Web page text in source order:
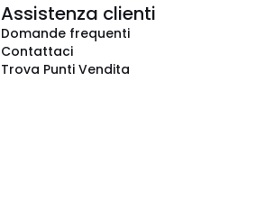
Assistenza clienti
Domande frequenti
Contattaci
Trova Punti Vendita